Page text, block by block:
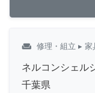
weekend 修理・組立 ▸ 家
ネルコンシェル
千葉県